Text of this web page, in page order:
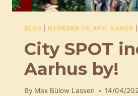
BLOG |NYHEDER TIL APP, DANSK
City SPOT
Aarhus by!
By Max Bülow Lassen 14/04/